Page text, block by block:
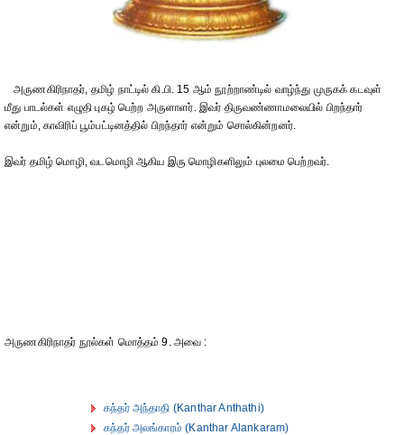
அருணகிரிநாதர், தமிழ் நாட்டில் கி.பி. 15 ஆம் நூற்றாண்டில் வாழ்ந்து முருகக் கடவுள்
மீது பாடல்கள் எழுதி புகழ் பெற்ற அருளாளர். இவர் திருவண்ணாமலையில் பிறந்தார்
என்றும், காவிரிப் பூம்பட்டினத்தில் பிறந்தார் என்றும் சொல்கின்றனர்.
இவர் தமிழ் மொழி, வடமொழி ஆகிய இரு மொழிகளிலும் புலமை பெற்றவர்.
அருணகிரிநாதர் நூல்கள் மொத்தம் 9. அவை :
கந்தர் அந்தாதி (Kanthar Anthathi)
கந்தர் அலங்காரம் (Kanthar Alankaram)